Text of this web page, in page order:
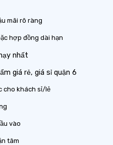
mãi rõ ràng
hợp đồng dài hạn
nhất
giá rẻ, giá sỉ quận 6
cho khách sỉ/lẻ
vào
tâm